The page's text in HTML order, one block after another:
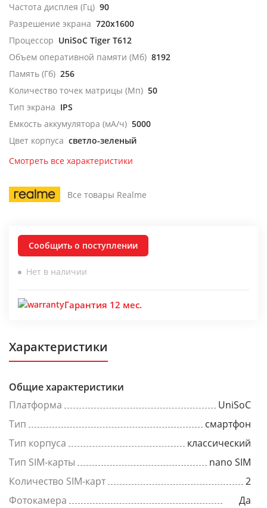
Частота дисплея (Гц) 90
Разрешение экрана 720x1600
Процессор UniSoC Tiger T612
Объем оперативной памяти (Мб) 8192
Память (Гб) 256
Количество точек матрицы (Мп) 50
Тип экрана IPS
Емкость аккумулятора (мА/ч) 5000
Цвет корпуса светло-зеленый
Смотреть все характеристики
Все товары Realme
Сообщить о поступлении
Нет в наличии
Гарантия 12 мес.
Характеристики
Общие характеристики
Платформа
UniSoC
Тип
смартфон
Тип корпуса
классический
Тип SIM-карты
nano SIM
Количество SIM-карт
2
Фотокамера
Да